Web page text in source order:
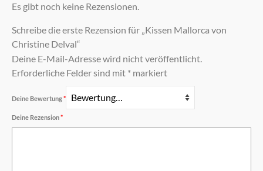
Es gibt noch keine Rezensionen.
Schreibe die erste Rezension für „Kissen Mallorca von
Christine Delval“
Deine E-Mail-Adresse wird nicht veröffentlicht.
Erforderliche Felder sind mit * markiert
Deine Bewertung*
Deine Rezension*